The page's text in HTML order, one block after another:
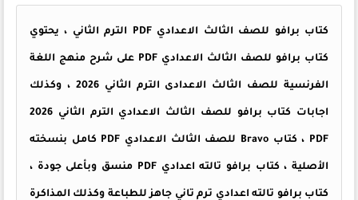
كتاب برافو للصف الثالث الاعدادي PDF الترم الثاني ، يحتوي
كتاب برافو للصف الثالث الاعدادي PDF على شرح منهج اللغة
الفرنسية للصف الثالث الاعدادى الترم الثاني 2026 ، وكذلك
اجابات كتاب برافو للصف الثالث الاعدادي الترم الثاني 2026
PDF ، كتاب Bravo للصف الثالث الاعدادي PDF كامل بنسخته
الأصلية ، كتاب برافو تالته اعدادي PDF منسق وبأعلى جودة ،
كتاب برافو تالته اعدادي ترم تاني جاهز للطباعة وكذلك المذاكرة